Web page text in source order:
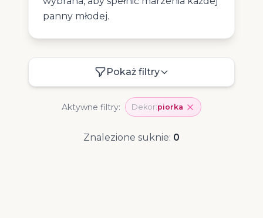
panny młodej.
Pokaż filtry
Aktywne filtry: Dekor:piorka
Znalezione suknie: 0